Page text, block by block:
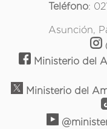
Teléfono:
Asunción,
Ministerio del
Ministerio del